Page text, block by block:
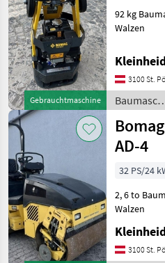
Gebrauchtmaschine
92 kg
Walzen
3100 St.
/ Bomag
AD-4
32 PS/24
2, 6 to
Walzen
3100 St.